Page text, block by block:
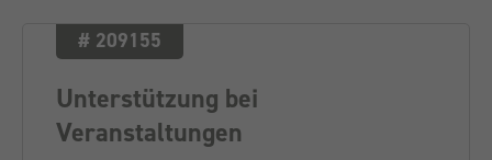
# 209155
Unterstützung bei
Veranstaltungen